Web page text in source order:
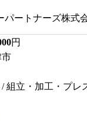
パートナーズ株式
円
市
組立・加工・プレ